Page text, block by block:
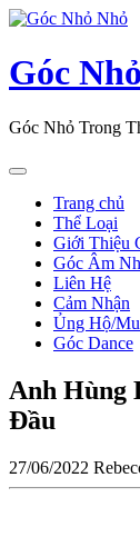
Skip
content
Góc
Góc Nhỏ Trong
Open
ButtonTrang chủ
Thể Loại
Giới Thiệu
Góc Âm
Liên Hệ
Cảm Nhận
Ủng Hộ/
Góc Dance
Close
Button
Anh Hùng
Đầu
27/06/2022